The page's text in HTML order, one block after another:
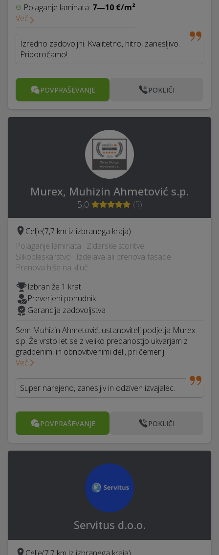
Polaganje laminata: 7—10 €/m²
Več
Izredno zadovoljni. Kvalitetno, hitro, zanesljivo.
Priporočamo!
POVPRAŠEVANJE POKLIČI
Murex, Muhizin Ahmetović s.p.
5,0 (5)
Celje(7,7 km iz izbranega kraja)
Polaganje laminata · Zidarske storitve ·
Slikopleskarstvo · Izdelava ali prenova fasade ·
Prenova hiše na ključ
Izbran že 1 krat
Preverjeni ponudnik
Garancija zadovoljstva
Sem Muhizin Ahmetović, ustanovitelj podjetja Murex
s.p. Že vrsto let se z veliko predanostjo ukvarjam z
gradbenimi in obnovitvenimi deli, pri čemer j…
Več
Super narejeno, zanesljiv in odziven izvajalec.
POVPRAŠEVANJE POKLIČI
Servitus d.o.o.